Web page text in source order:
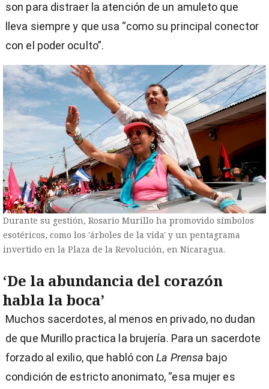
son para distraer la atención de un amuleto que
lleva siempre y que usa “como su principal conector
con el poder oculto”.
Durante su gestión, Rosario Murillo ha promovido símbolos
esotéricos, como los 'árboles de la vida' y un pentagrama
invertido en la Plaza de la Revolución, en Nicaragua.
‘De la abundancia del corazón
habla la boca’
Muchos sacerdotes, al menos en privado, no dudan
de que Murillo practica la brujería. Para un sacerdote
forzado al exilio, que habló con La Prensa bajo
condición de estricto anonimato, “esa mujer es